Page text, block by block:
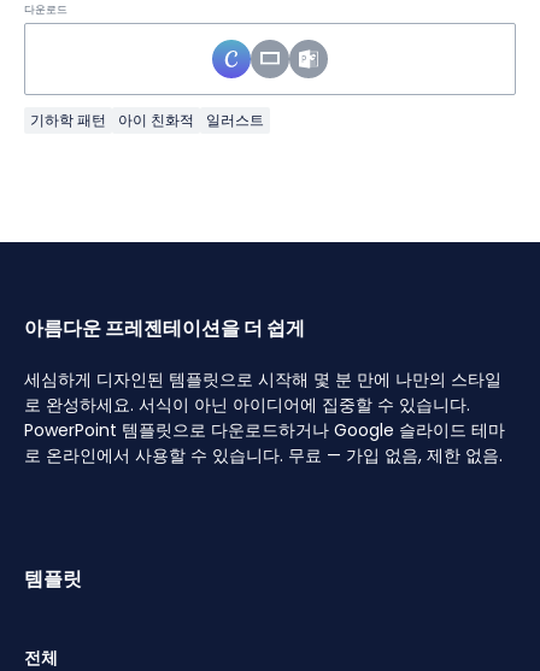
다운로드
기하학 패턴 아이 친화적 일러스트
아름다운 프레젠테이션을 더 쉽게
세심하게 디자인된 템플릿으로 시작해 몇 분 만에 나만의 스타일
로 완성하세요. 서식이 아닌 아이디어에 집중할 수 있습니다.
PowerPoint 템플릿으로 다운로드하거나 Google 슬라이드 테마
로 온라인에서 사용할 수 있습니다. 무료 — 가입 없음, 제한 없음.
템플릿
전체